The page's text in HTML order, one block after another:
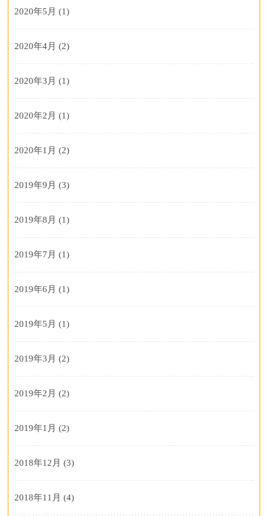
2020年5月 (1)
2020年4月 (2)
2020年3月 (1)
2020年2月 (1)
2020年1月 (2)
2019年9月 (3)
2019年8月 (1)
2019年7月 (1)
2019年6月 (1)
2019年5月 (1)
2019年3月 (2)
2019年2月 (2)
2019年1月 (2)
2018年12月 (3)
2018年11月 (4)